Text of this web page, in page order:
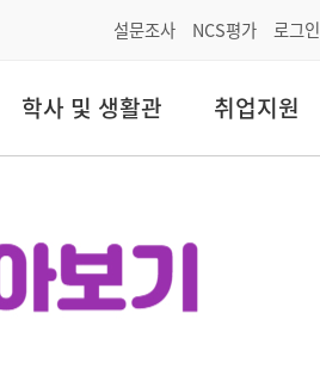
설문조사 NCS평가 로그인
학사 및 생활관 취업지원